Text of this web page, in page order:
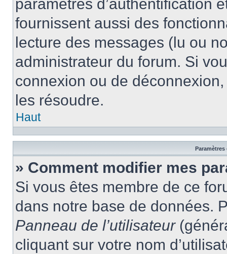
paramètres d’authentification
fournissent aussi des
lecture des messages (lu ou
administrateur du forum. Si
connexion ou de
les résoudre.
Haut
Paramètres
» Comment modifier mes
Si vous êtes membre de ce
dans notre base de données.
Panneau de l’utilisateur
cliquant sur votre nom